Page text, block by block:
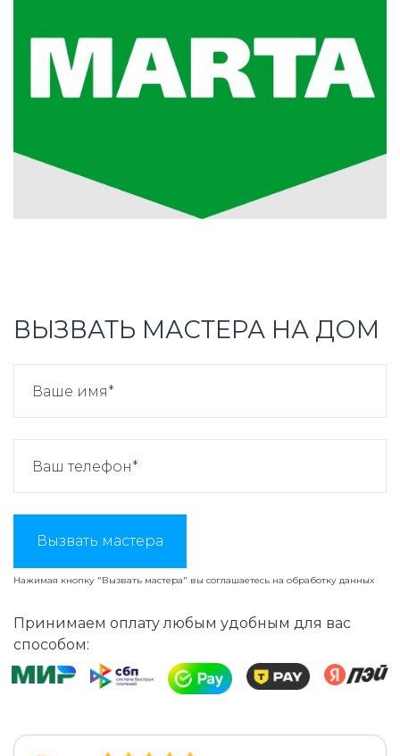
ВЫЗВАТЬ МАСТЕРА НА ДОМ
Вызвать мастера
Нажимая кнопку "Вызвать мастера" вы соглашаетесь на обработку данных
Принимаем оплату любым удобным для вас
способом: